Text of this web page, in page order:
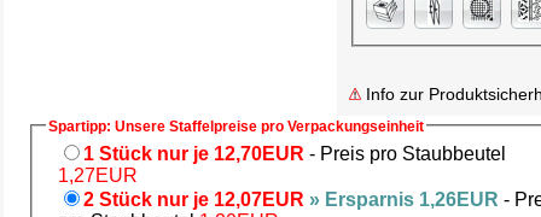
Info zur
Spartipp: Unsere Staffelpreise pro Verpackungseinheit
1 Stück nur je 12,70EUR - Preis pro Staubbeutel
1,27EUR
2 Stück nur je 12,07EUR » Ersparnis 1,26EUR -